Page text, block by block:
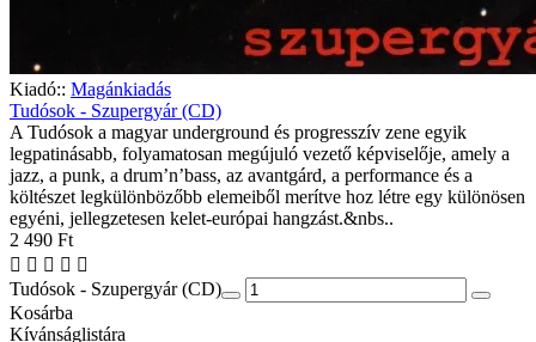
Kiadó:: Magánkiadás
Tudósok - Szupergyár (CD)
A Tudósok a magyar underground és progresszív zene egyik
legpatinásabb, folyamatosan megújuló vezető képviselője, amely a
jazz, a punk, a drum’n’bass, az avantgárd, a performance és a
költészet legkülönbözőbb elemeiből merítve hoz létre egy különösen
egyéni, jellegzetesen kelet-európai hangzást.&nbs..
2 490 Ft
Tudósok - Szupergyár (CD)
Kosárba
Kívánságlistára